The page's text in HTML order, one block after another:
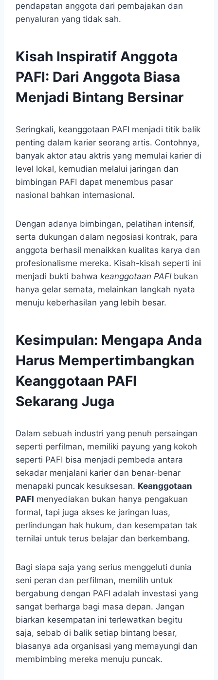
pendapatan anggota dari pembajakan dan
penyaluran yang tidak sah.
Kisah Inspiratif Anggota
PAFI: Dari Anggota Biasa
Menjadi Bintang Bersinar
Seringkali, keanggotaan PAFI menjadi titik balik
penting dalam karier seorang artis. Contohnya,
banyak aktor atau aktris yang memulai karier di
level lokal, kemudian melalui jaringan dan
bimbingan PAFI dapat menembus pasar
nasional bahkan internasional.
Dengan adanya bimbingan, pelatihan intensif,
serta dukungan dalam negosiasi kontrak, para
anggota berhasil menaikkan kualitas karya dan
profesionalisme mereka. Kisah-kisah seperti ini
menjadi bukti bahwa keanggotaan PAFIbukan
hanya gelar semata, melainkan langkah nyata
menuju keberhasilan yang lebih besar.
Kesimpulan: Mengapa Anda
Harus Mempertimbangkan
Keanggotaan PAFI
Sekarang Juga
Dalam sebuah industri yang penuh persaingan
seperti perfilman, memiliki payung yang kokoh
seperti PAFI bisa menjadi pembeda antara
sekadar menjalani karier dan benar-benar
menapaki puncak kesuksesan. Keanggotaan
PAFI menyediakan bukan hanya pengakuan
formal, tapi juga akses ke jaringan luas,
perlindungan hak hukum, dan kesempatan tak
ternilai untuk terus belajar dan berkembang.
Bagi siapa saja yang serius menggeluti dunia
seni peran dan perfilman, memilih untuk
bergabung dengan PAFI adalah investasi yang
sangat berharga bagi masa depan. Jangan
biarkan kesempatan ini terlewatkan begitu
saja, sebab di balik setiap bintang besar,
biasanya ada organisasi yang memayungi dan
membimbing mereka menuju puncak.